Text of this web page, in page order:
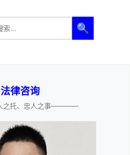
🔍
法律咨询
托、忠人之事————